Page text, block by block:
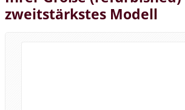
zweitstärkstes Modell